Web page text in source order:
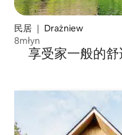
民居 ｜ Drażniew
8młyn
享受家一般的